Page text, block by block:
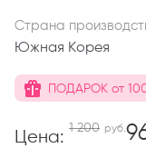
Страна
Южная Корея
ПОДАРОК от
Цена: 1 200 руб.